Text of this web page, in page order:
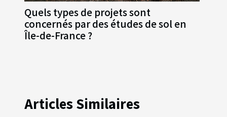
Quels types de projets sont
concernés par des études de sol en
Île-de-France ?
Articles Similaires